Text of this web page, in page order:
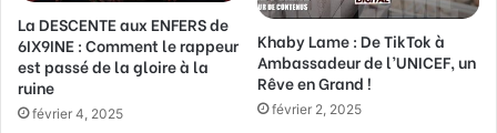
La DESCENTE aux ENFERS de
6IX9INE : Comment le rappeur
est passé de la gloire à la
ruine
février 4, 2025
Khaby Lame : De TikTok à
Ambassadeur de l’UNICEF, un
Rêve en Grand !
février 2, 2025